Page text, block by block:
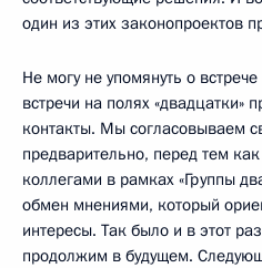
один из этих законопроектов
Не могу не упомянуть о
встречи на полях «двадцатки»
контакты. Мы согласовываем
предварительно, перед тем как
коллегами в рамках «Группы
обмен мнениями, который
интересы. Так было и в этот
продолжим в будущем.